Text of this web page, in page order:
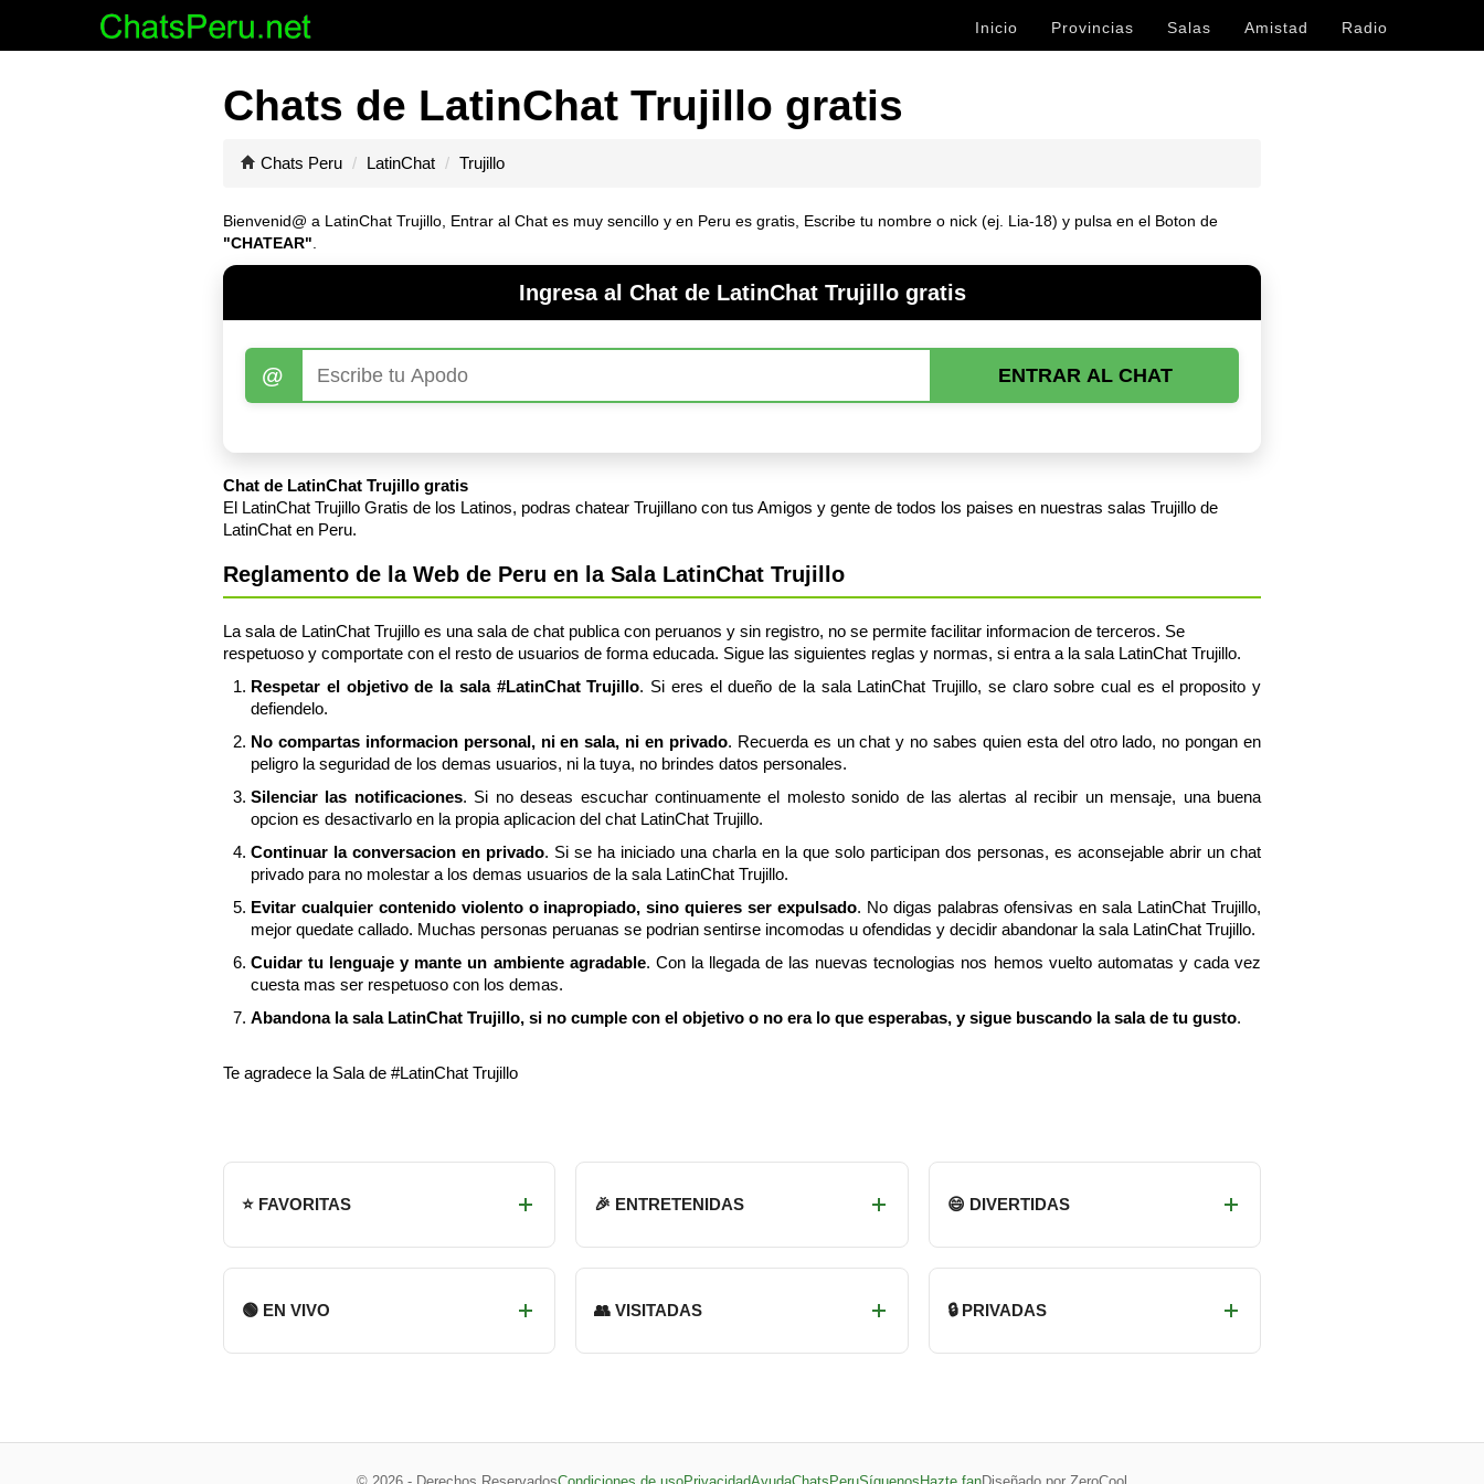
Inicio Provincias Salas Amistad Radio
Chats de LatinChat Trujillo gratis
Chats Peru LatinChat Trujillo
Bienvenid@ a LatinChat Trujillo, Entrar al Chat es muy sencillo y en Peru es gratis, Escribe tu nombre o nick (ej. Lia-18) y pulsa en el Boton de
"CHATEAR"
Ingresa al Chat de LatinChat Trujillo gratis
@ ENTRAR AL CHAT
Chat de LatinChat Trujillo gratis
El LatinChat Trujillo Gratis de los Latinos, podras chatear Trujillano con tus Amigos y gente de todos los paises en nuestras salas Trujillo de
LatinChat en Peru.
Reglamento de la Web de Peru en la Sala LatinChat Trujillo
La sala de LatinChat Trujillo es una sala de chat publica con peruanos y sin registro, no se permite facilitar informacion de terceros. Se
respetuoso y comportate con el resto de usuarios de forma educada. Sigue las siguientes reglas y normas, si entra a la sala LatinChat Trujillo.
Respetar el objetivo de la sala #LatinChat Trujillo. Si eres el dueño de la sala LatinChat Trujillo, se claro sobre cual es el proposito y
defiendelo.
No compartas informacion personal, ni en sala, ni en privado. Recuerda es un chat y no sabes quien esta del otro lado, no pongan en
peligro la seguridad de los demas usuarios, ni la tuya, no brindes datos personales.
Silenciar las notificaciones. Si no deseas escuchar continuamente el molesto sonido de las alertas al recibir un mensaje, una buena
opcion es desactivarlo en la propia aplicacion del chat LatinChat Trujillo.
Continuar la conversacion en privado. Si se ha iniciado una charla en la que solo participan dos personas, es aconsejable abrir un chat
privado para no molestar a los demas usuarios de la sala LatinChat Trujillo.
Evitar cualquier contenido violento o inapropiado, sino quieres ser expulsado. No digas palabras ofensivas en sala LatinChat Trujillo,
mejor quedate callado. Muchas personas peruanas se podrian sentirse incomodas u ofendidas y decidir abandonar la sala LatinChat Trujillo.
Cuidar tu lenguaje y mante un ambiente agradable. Con la llegada de las nuevas tecnologias nos hemos vuelto automatas y cada vez
cuesta mas ser respetuoso con los demas.
Abandona la sala LatinChat Trujillo, si no cumple con el objetivo o no era lo que esperabas, y sigue buscando la sala de tu gusto.
Te agradece la Sala de #LatinChat Trujillo
⭐ FAVORITAS 🎉 ENTRETENIDAS 😄 DIVERTIDAS
🟢 EN VIVO 👥 VISITADAS 🔒 PRIVADAS